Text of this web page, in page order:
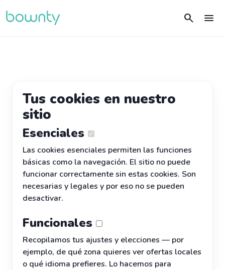
search menu
Tus cookies en nuestro
sitio
Esenciales
Las cookies esenciales permiten las funciones
básicas como la navegación. El sitio no puede
funcionar correctamente sin estas cookies. Son
necesarias y legales y por eso no se pueden
desactivar.
Funcionales
Recopilamos tus ajustes y elecciones — por
ejemplo, de qué zona quieres ver ofertas locales
o qué idioma prefieres. Lo hacemos para